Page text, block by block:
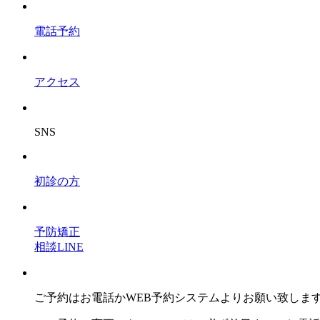
電話予約
アクセス
SNS
初診の方
予防矯正
相談LINE
ご予約はお電話かWEB予約システムよりお願い致しま